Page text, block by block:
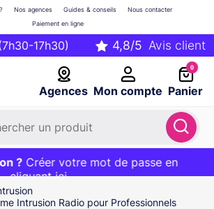
17h30)
Agences Mon compte
Nos agences Guides & conseils
Nous contacter
Paiement en ligne
0
Panier
?20€ OFFERT sur votre panier
gratuite avec le codeBIENVENUE
? Créer votre mot de passe en
cliquant ici
:
Intrusion Radio pour Professionnels